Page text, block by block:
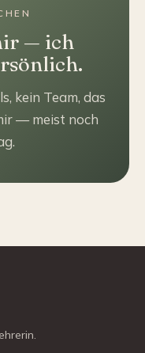
— ich
kein Team, das
— meist noch